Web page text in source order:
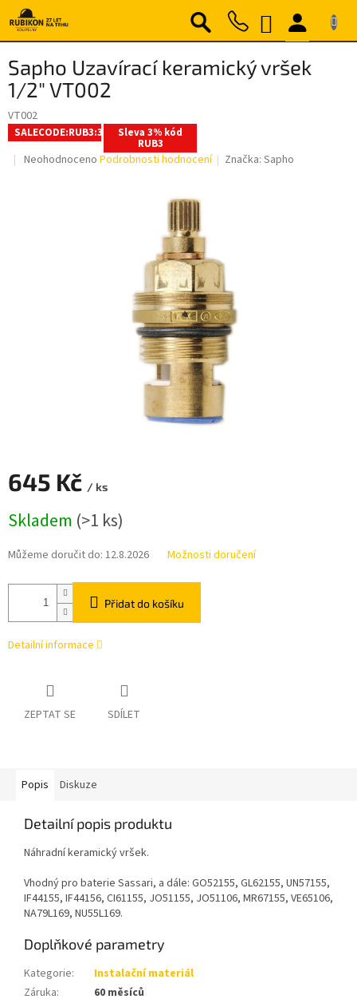
Přejít
na
obsah
NÁKUPNÍ
KOŠÍK
Sapho Uzavírací keramický vršek
1/2" VT002
VT002
SALECODE:RUB3:3:% Sleva 3% kód
RUB3
Průměrné
Neohodnoceno Podrobnosti hodnocení Značka:Sapho
645 Kč / ks
cena:
Skladem (>1 ks)
Můžeme doručit do: 12.8.2026 Možnosti doručení
Přidat do košíku
Detailní informace
ZEPTAT SE SDÍLET
Popis Diskuze
Detailní popis produktu
Náhradní keramický vršek.
Vhodný pro baterie Sassari, a dále: GO52155, GL62155, UN57155,
IF44155, IF44156, CI61155, JO51155, JO51106, MR67155, VE65106,
NA79L169, NU55L169.
Doplňkové parametry
Kategorie:
Instalační materiál
Záruka:
60 měsíců